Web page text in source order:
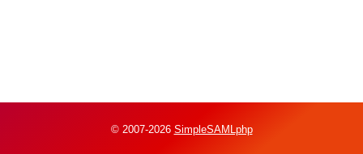
© 2007-2026 SimpleSAMLphp